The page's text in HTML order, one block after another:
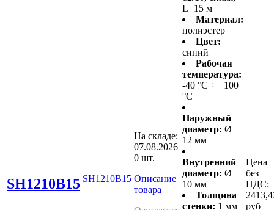
SH1210B15 SH1210B15
На складе:
07.08.2026
0 шт.
Описание
товара
L=15 м
Материал:
полиэстер
Цвет:
синий
Рабочая
температура:
-40 °С ÷ +100
°С
Наружный
диаметр: Ø
12 мм
Внутренний
диаметр: Ø
10 мм
Толщина
стенки: 1 мм
Цена
без
НДС:
руб